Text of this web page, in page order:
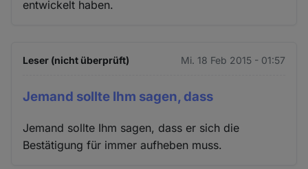
entwickelt haben.
Leser (nicht überprüft) Mi. 18 Feb 2015 - 01:57
Jemand sollte Ihm sagen, dass
Jemand sollte Ihm sagen, dass er sich die
Bestätigung für immer aufheben muss.